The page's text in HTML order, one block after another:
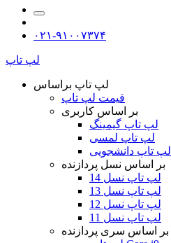
۰۲۱-۹۱۰۰۷۳۷۴
لپ تاپ
لپ تاپ براساس
قیمت لپ تاپ
بر اساس کاربری
لپ تاپ گیمینگ
لپ تاپ لمسی
لپ تاپ دانشجویی
بر اساس نسل پردازنده
لپ تاپ نسل 14
لپ تاپ نسل 13
لپ تاپ نسل 12
لپ تاپ نسل 11
بر اساس سری پردازنده